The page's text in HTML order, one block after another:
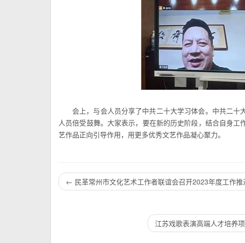
会上，与会人员分享了中共二十大学习体会。中共二十
人员倍受鼓舞。大家表示，要在新的历史阶段，结合自身
艺作品正向引导作用，用更多优秀文艺作品凝心聚力。
← 民革常州市文化艺术工作者联谊会召开2023年度工作推
江苏戏歌表演高端人才培养